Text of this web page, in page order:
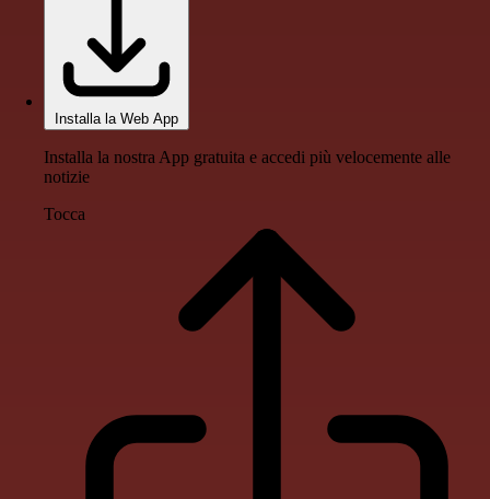
Installa la Web App
Installa la nostra App gratuita e accedi più velocemente alle
notizie
Tocca